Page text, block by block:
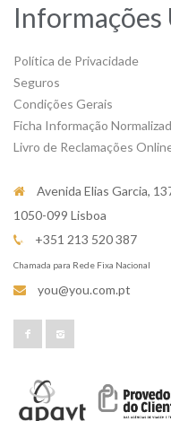
Informações
Política de Privacidade
Seguros
Condições Gerais
Ficha Informação
Livro de Reclamações
Avenida Elias Garcia,
1050-099 Lisboa
+351 213 520 387
Chamada para Rede Fixa Nacional
you@you.com.pt